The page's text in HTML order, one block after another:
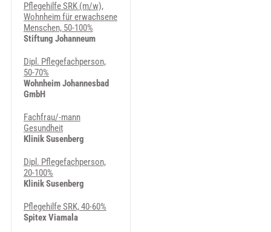
Pflegehilfe SRK (m/w),
Wohnheim für erwachsene
Menschen, 50-100%
Stiftung Johanneum
Dipl. Pflegefachperson,
50-70%
Wohnheim Johannesbad
GmbH
Fachfrau/-mann
Gesundheit
Klinik Susenberg
Dipl. Pflegefachperson,
20-100%
Klinik Susenberg
Pflegehilfe SRK, 40-60%
Spitex Viamala